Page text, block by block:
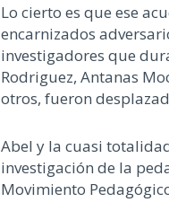
Lo cierto es que ese
encarnizados
investigadores que
Rodriguez, Antanas
otros, fueron
Abel y la cuasi
investigación de la
Movimiento